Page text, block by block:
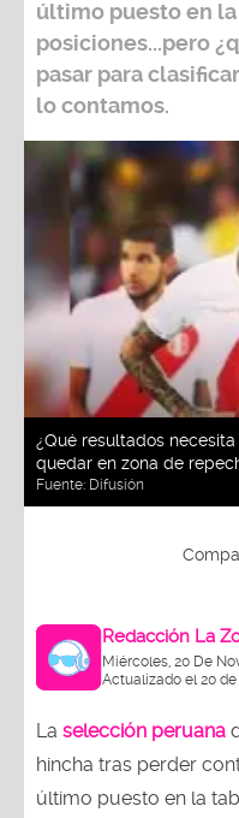
último puesto en
posiciones...pero
pasar para
lo contamos.
¿Qué resultados
quedar en zona de
Fuente: Difusión
Redacción La
Miércoles, 20 De
Actualizado el 20 de
La selección peruana
hincha tras perder
último puesto en la